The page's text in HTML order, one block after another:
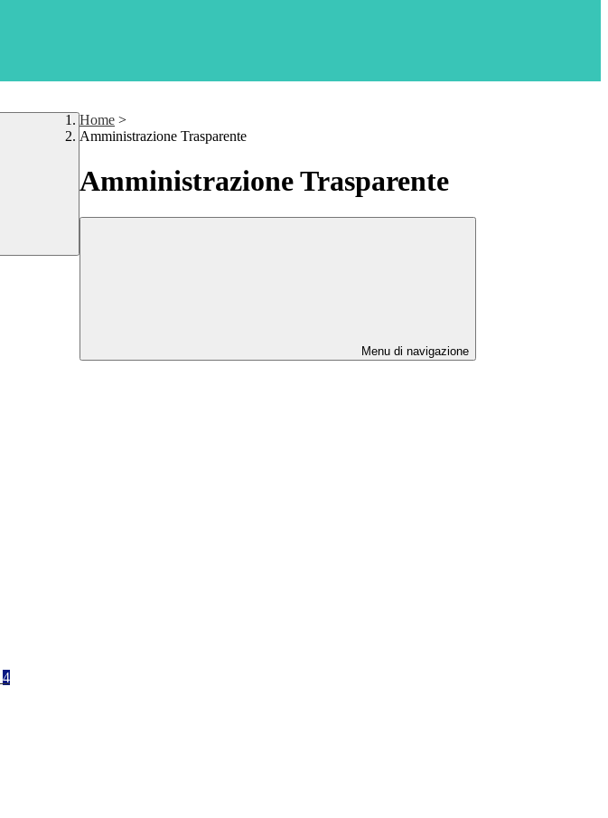
Home >
Amministrazione Trasparente
Amministrazione Trasparente
Menu di navigazione
4